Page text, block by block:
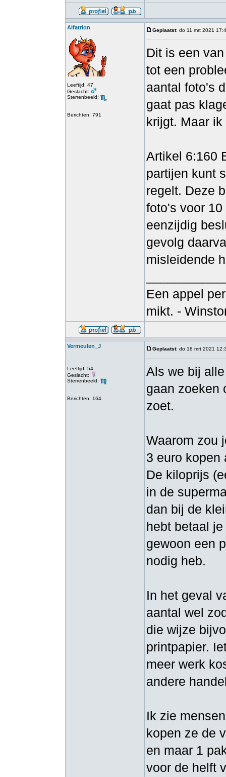
Alfatrion
Leeftijd: 47
Geslacht:
Sterrenbeeld:
Berichten: 791
Geplaatst: do 11 mrt 2021
Dit is een
tot een
aantal foto's
gaat pas
krijgt. Maar
Artikel 6:160
partijen kunt
regelt. Deze
foto's voor
eenzijdig
gevolg
misleidende
Een appel
mikt. -
Vermeulen_J
Leeftijd: 54
Geslacht:
Sterrenbeeld:
Berichten: 164
Geplaatst: do 18 mrt 2021
Als we bij
gaan zoeken
zoet.
Waarom zou
3 euro kopen
De kiloprijs
in de
dan bij de
hebt betaal
gewoon een
nodig heb.
In het geval
aantal wel
die wijze
printpapier.
meer werk
andere
Ik zie
kopen ze de
en maar 1
voor de helft